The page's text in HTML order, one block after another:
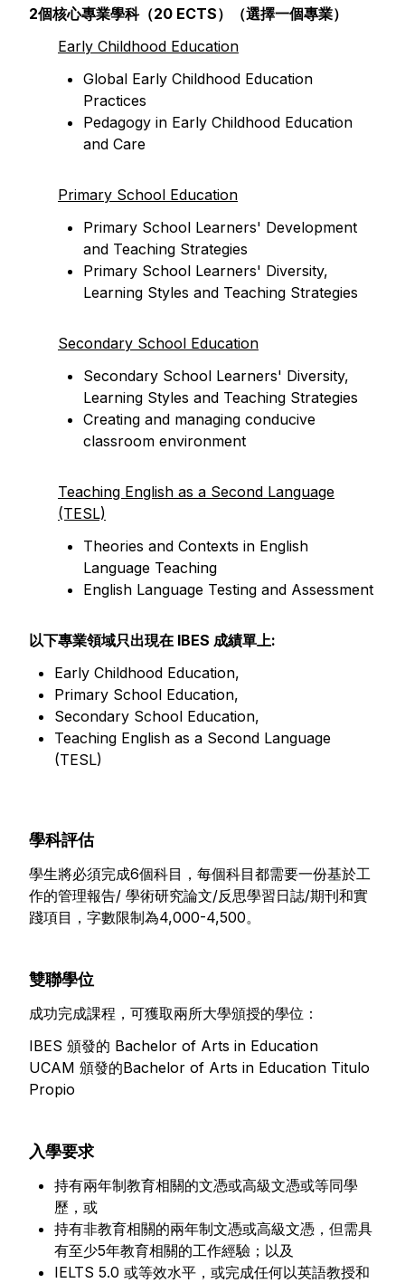
2個核心專業學科（20 ECTS）（選擇一個專業）
Early Childhood Education
Global Early Childhood Education
Practices
Pedagogy in Early Childhood Education
and Care
Primary School Education
Primary School Learners' Development
and Teaching Strategies
Primary School Learners' Diversity,
Learning Styles and Teaching Strategies
Secondary School Education
Secondary School Learners' Diversity,
Learning Styles and Teaching Strategies
Creating and managing conducive
classroom environment
Teaching English as a Second Language
(TESL)
Theories and Contexts in English
Language Teaching
English Language Testing and Assessment
以下專業領域只出現在 IBES 成績單上:
Early Childhood Education,
Primary School Education,
Secondary School Education,
Teaching English as a Second Language
(TESL)
學科評估
學生將必須完成6個科目，每個科目都需要一份基於工
作的管理報告/ 學術研究論文/反思學習日誌/期刊和實
踐項目，字數限制為4,000-4,500。
雙聯學位
成功完成課程，可獲取兩所大學頒授的學位：
IBES 頒發的 Bachelor of Arts in Education
UCAM 頒發的Bachelor of Arts in Education Titulo
Propio
入學要求
持有兩年制教育相關的文憑或高級文憑或等同學
歷，或
持有非教育相關的兩年制文憑或高級文憑，但需具
有至少5年教育相關的工作經驗；以及
IELTS 5.0 或等效水平，或完成任何以英語教授和